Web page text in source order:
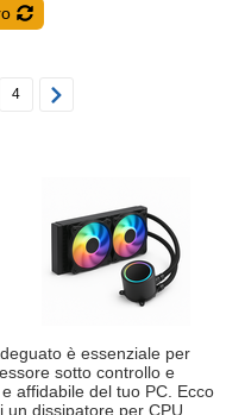
4
è essenziale per
sotto controllo e
affidabile del tuo PC. Ecco
un dissipatore per CPU